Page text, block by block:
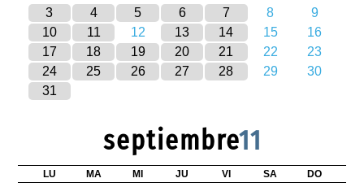
3
4 5 6 7 8
9
10
11 12 13 14 15
16
17
18 19 20 21 22
23
24
25 26 27 28 29
30
31
septiembre11
LU MA MI JU VI SA DO